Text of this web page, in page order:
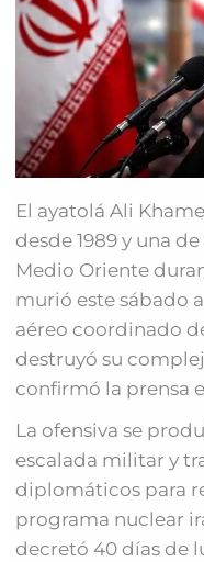
El ayatolá Ali
desde 1989 y una
Medio Oriente
murió este sábado
aéreo coordinado
destruyó su
confirmó la prensa
La ofensiva se
escalada militar y
diplomáticos para
programa nuclear
decretó 40 días de